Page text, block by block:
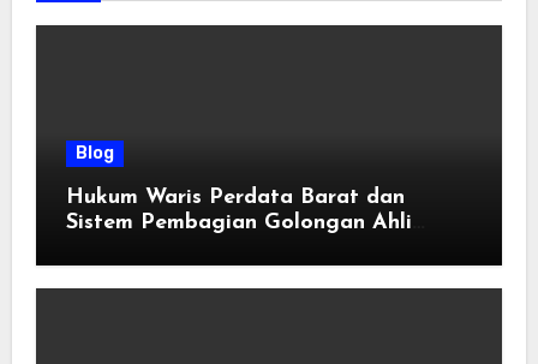
Blog
Hukum Waris Perdata Barat dan
Sistem Pembagian Golongan Ahli